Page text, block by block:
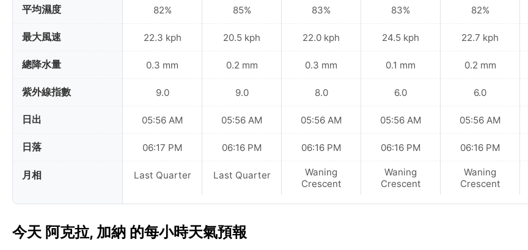
平均濕度
最大風速
總降水量
紫外線指數
日出
日落
月相
82%
22.3 kph
0.3 mm
9.0
05:56 AM
06:17 PM
Last Quarter
85%
20.5 kph
0.2 mm
9.0
05:56 AM
06:16 PM
Last Quarter
83%
22.0 kph
0.3 mm
8.0
05:56 AM
06:16 PM
Waning
Crescent
83%
24.5 kph
0.1 mm
6.0
05:56 AM
06:16 PM
Waning
Crescent
82%
22.7 kph
0.2 mm
6.0
05:56 AM
06:16 PM
Waning
Crescent
今天 阿克拉, 加納 的每小時天氣預報